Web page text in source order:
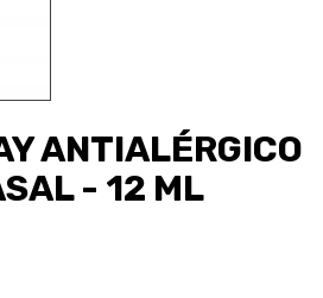
ANTIALÉRGICO
- 12 ML